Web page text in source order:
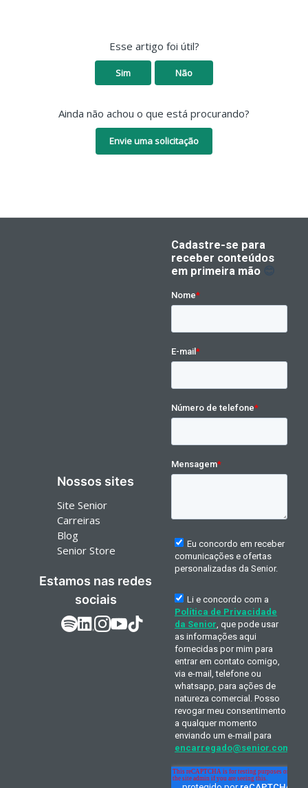
Esse artigo foi útil?
Sim Não
Ainda não achou o que está procurando?
Envie uma solicitação
Nossos sites
Site Senior
Carreiras
Blog
Senior Store
Estamos nas redes
sociais